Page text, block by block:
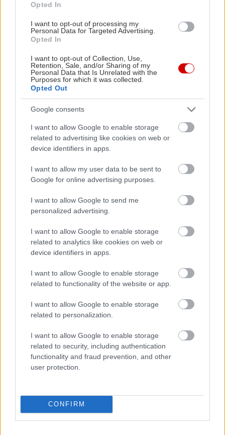
Opted In
I want to opt-out of processing my
Personal Data for Targeted Advertising.
Opted In
I want to opt-out of Collection, Use,
Retention, Sale, and/or Sharing of my
Personal Data that Is Unrelated with the
Purposes for which it was collected.
Opted Out
Google consents
I want to allow Google to enable storage
related to advertising like cookies on web or
device identifiers in apps.
I want to allow my user data to be sent to
Google for online advertising purposes.
I want to allow Google to send me
personalized advertising.
I want to allow Google to enable storage
related to analytics like cookies on web or
device identifiers in apps.
I want to allow Google to enable storage
related to functionality of the website or app.
I want to allow Google to enable storage
related to personalization.
I want to allow Google to enable storage
related to security, including authentication
functionality and fraud prevention, and other
user protection.
CONFIRM
χειροκίνητη ανανέωση
- Global Search: λειτουργία αναζήτησης με
αυτόματη συμπλήρωση, παρέχει πληροφορίες για
διευθύνσεις, ονόματα POI, μενού από το σύστημα
infotainment, πληροφορίες επαφών, μέσα
ενημέρωσης, συμπεριλαμβανομένων τραγουδιών
από το Amazon Music, και πολλά άλλα
- Last Mile Navigation: χρησιμοποιεί επαυξημένη
πραγματικότητα μέσω της εφαρμογής Bluelink
στο smartphone του οδηγού για να καθοδηγήσει
τους πελάτες στον τελικό προορισμό τους μόλις
σταθμεύσουν το αυτοκίνητό τους
- Live Parking Services: έχει αναβαθμιστεί ώστε
να περιλαμβάνει πληροφορίες για τις τιμές
στάθμευσης στο δρόμο
οδηγοί μπορούν να κλειδώνουν/ξεκλειδώνουν το
τους προβολείς και να βλέπουν την κατάσταση
του οχήματος με ακόμη ταχύτερη σύνδεση μεταξύ
του οχήματος και της κινητής συσκευής
- Hyundai Live Services: κυκλοφορία σε
πραγματικό χρόνο, πρατήρια καυσίμων/ χώροι
στάθμευσης (με τιμές), καιρός, κάμερες ταχύτητας